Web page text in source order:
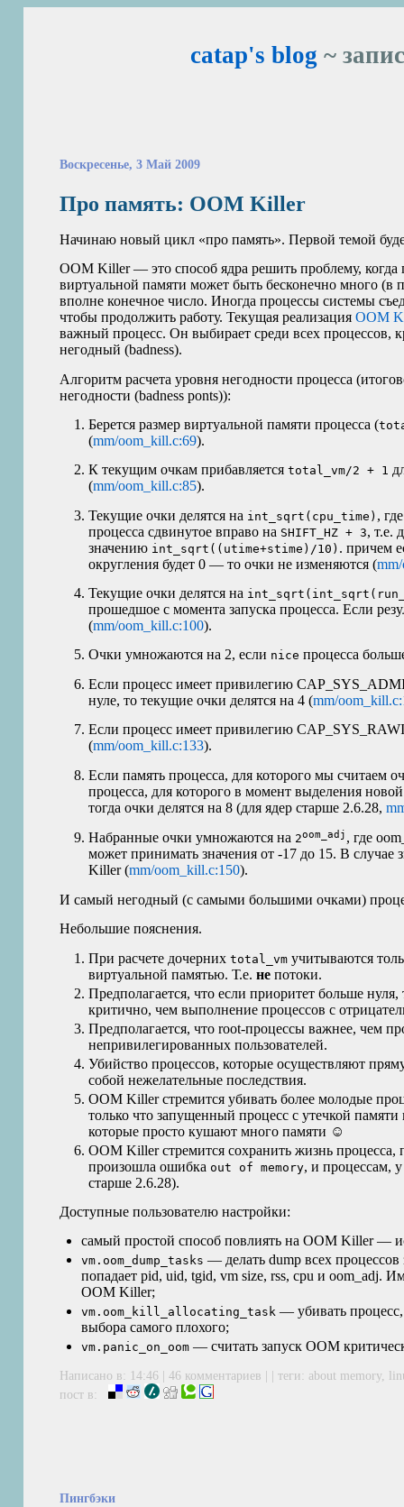
catap's blog ~
Воскресенье, 3 Май 2009
Про память: OOM Killer
Начинаю новый цикл «про память». Первой темой
OOM Killer — это способ ядра решить проблему, когда
виртуальной памяти может быть бесконечно много (в
вполне конечное число. Иногда процессы системы
чтобы продолжить работу. Текущая реализацияOOM
важный процесс. Он выбирает среди всех процессов,
негодный (badness).
Алгоритм расчета уровня негодности процесса
негодности (badness ponts)):
Берется размер виртуальной памяти процесса (
(mm/oom_kill.c:69).
К текущим очкам прибавляетсяtotal_vm/2 + 1
(mm/oom_kill.c:85).
Текущие очки делятся на int_sqrt(cpu_time) ,
процесса сдвинутое вправо на SHIFT_HZ + 3, т.е.
значению int_sqrt((utime+stime)/10) . причем
округления будет 0 — то очки не изменяются (
Текущие очки делятся на
прошедшое с момента запуска процесса. Если
(mm/oom_kill.c:100).
Очки умножаются на 2, если nice процесса
Если процесс имеет привилегию
нуле, то текущие очки делятся на 4 (mm/
Если процесс имеет привилегию
(mm/oom_kill.c:133).
Если память процесса, для которого мы считаем
процесса, для которого в момент выделения
тогда очки делятся на 8 (для ядер старше 2.6.28,
Набранные очки умножаются на 2oom_adj , где
может принимать значения от -17 до 15. В случае
Killer (mm/oom_kill.c:150).
И самый негодный (с самыми большими очками)
Небольшие пояснения.
При расчете дочернихtotal_vm учитываются
виртуальной памятью. Т.е.не потоки.
Предполагается, что если приоритет больше
критично, чем выполнение процессов с
Предполагается, что root-процессы важнее, чем
непривилегированных пользователей.
Убийство процессов, которые осуществляют
собой нежелательные последствия.
OOM Killer стремится убивать более молодые
только что запущенный процесс с утечкой
которые просто кушают много памяти ☺
OOM Killer стремится сохранить жизнь
произошла ошибка out of memory, и процессам,
старше 2.6.28).
Доступные пользователю настройки:
самый простой способ повлиять наOOM Killer —
vm.oom_dump_tasks — делать dump всех
попадает pid, uid, tgid, vm size, rss, cpu и oom_adj.
OOM Killer;
vm.oom_kill_allocating_task — убивать
выбора самого плохого;
vm.panic_on_oom — считать запускOOM
Написано в: 14:46 |46 комментариев | | теги: about memory,
пост в:
Пингбэки